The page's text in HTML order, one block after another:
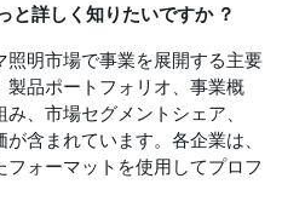
と詳しく知りたいですか ？
明市場で事業を展開する主要
品ポートフォリオ、事業概
、市場セグメントシェア、
含まれています。各企業は、
ォーマットを使用してプロフ